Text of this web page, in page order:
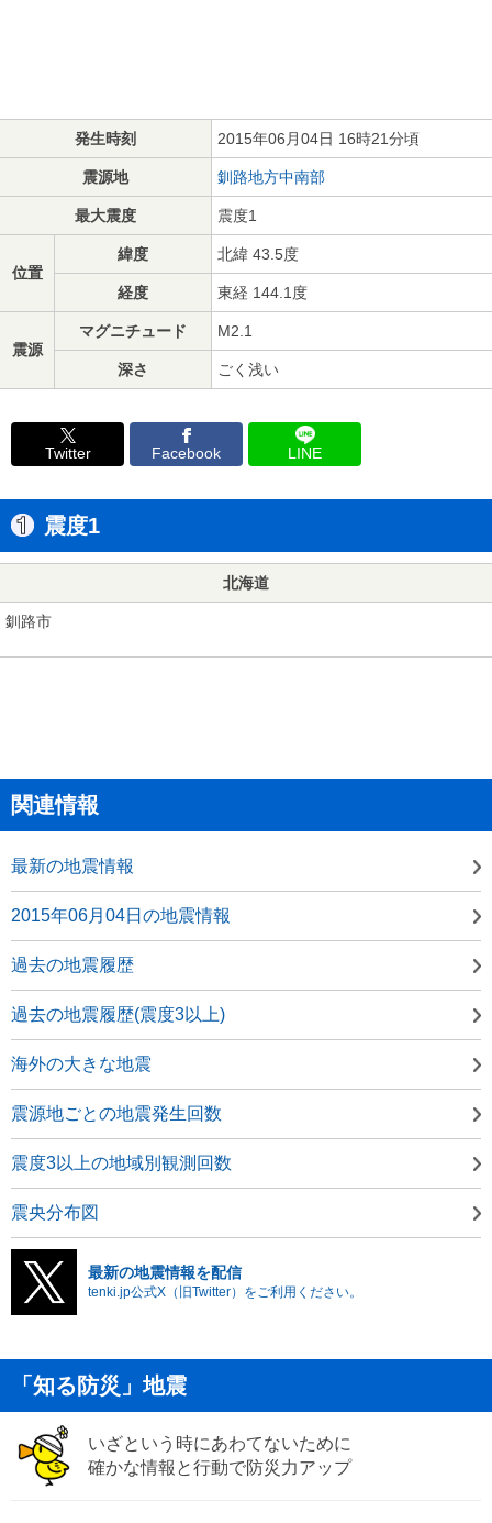
発生時刻 2015年06月04日 16時21分頃
震源地 釧路地方中南部
最大震度 震度1
位置
緯度 北緯 43.5度
経度 東経 144.1度
震源
マグニチュード M2.1
深さ ごく浅い
Twitter Facebook LINE
震度1
北海道
釧路市
関連情報
最新の地震情報
2015年06月04日の地震情報
過去の地震履歴
過去の地震履歴(震度3以上)
海外の大きな地震
震源地ごとの地震発生回数
震度3以上の地域別観測回数
震央分布図
最新の地震情報を配信
tenki.jp公式X（旧Twitter）をご利用ください。
「知る防災」地震
いざという時にあわてないために
確かな情報と行動で防災力アップ